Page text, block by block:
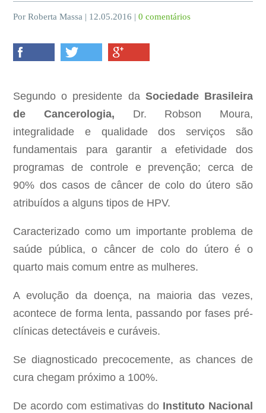
Por Roberta Massa | 12.05.2016 |0 comentários
Segundo o presidente da Sociedade Brasileira
de Cancerologia, Dr. Robson Moura,
integralidade e qualidade dos serviços são
fundamentais para garantir a efetividade dos
programas de controle e prevenção; cerca de
90% dos casos de câncer de colo do útero são
atribuídos a alguns tipos de HPV.
Caracterizado como um importante problema de
saúde pública, o câncer de colo do útero é o
quarto mais comum entre as mulheres.
A evolução da doença, na maioria das vezes,
acontece de forma lenta, passando por fases pré-
clínicas detectáveis e curáveis.
Se diagnosticado precocemente, as chances de
cura chegam próximo a 100%.
De acordo com estimativas doInstituto Nacional